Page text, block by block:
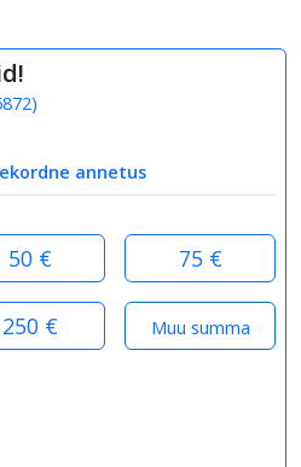
)
annetus
50 € 75 €
250 €